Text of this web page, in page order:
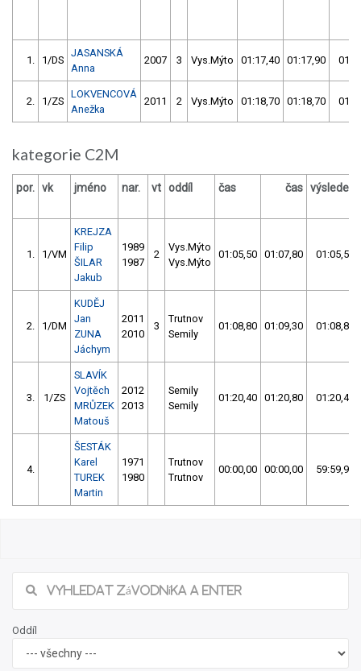
1. 1/DS
JASANSKÁ
Anna
2007 3 Vys.Mýto 01:17,40 01:17,90
2. 1/ZS
LOKVENCOVÁ
Anežka
2011 2 Vys.Mýto 01:18,70 01:18,70
kategorie C2M
por. vk jméno nar. vt oddíl čas čas výsledek
1. 1/VM
KREJZA
Filip
ŠILAR
Jakub
1989
1987
2
Vys.Mýto
Vys.Mýto
01:05,50 01:07,80 01:05,50
2. 1/DM
KUDĚJ
Jan
ZUNA
Jáchym
2011
2010
3
Trutnov
Semily
01:08,80 01:09,30 01:08,80
3. 1/ZS
SLAVÍK
Vojtěch
MRŮZEK
Matouš
2012
2013
Semily
Semily
01:20,40 01:20,80 01:20,40
4.
ŠESTÁK
Karel
TUREK
Martin
1971
1980
Trutnov
Trutnov
00:00,00 00:00,00 59:59,99
Oddíl